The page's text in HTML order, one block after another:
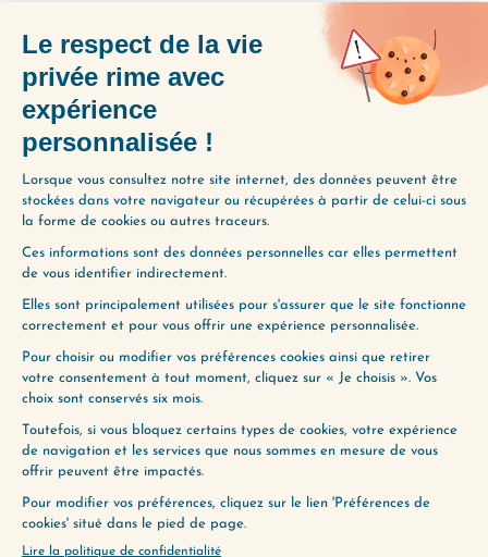
ENVIE D’ALLER PLUS
Utilisez notre Guide d’Écoute, un
outil précieux pour vous aider à
découvrir les épisodes qui
correspondent le mieux à vos
Obtenez-le gratuitement en
cliquant ci-dessous :
JE LE VEUX